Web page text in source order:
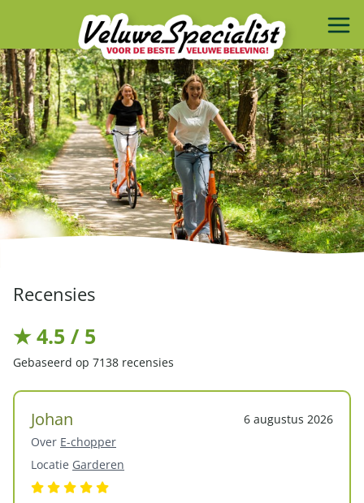
Recensies
★ 4.5 / 5
Gebaseerd op 7138 recensies
Johan
6 augustus 2026
Over E-chopper
Locatie Garderen